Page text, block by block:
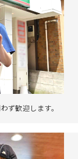
ず歓迎します。